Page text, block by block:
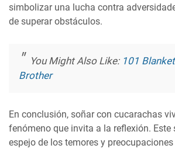
simbolizar una lucha contra
de superar obstáculos.
You Might Also Like: 101
Brother
En conclusión, soñar con cucarachas
fenómeno que invita a la reflexión. Este
espejo de los temores y